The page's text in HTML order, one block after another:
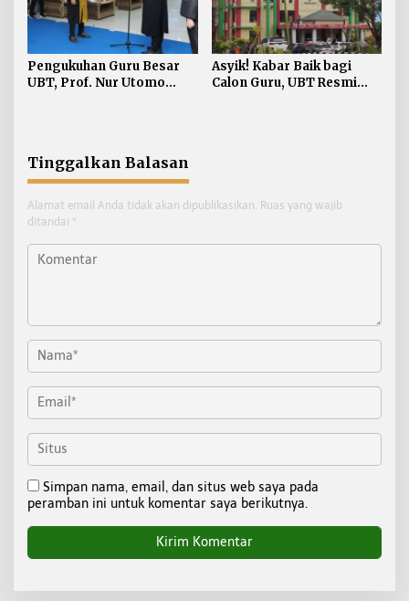
Pengukuhan Guru Besar
UBT, Prof. Nur Utomo
Asyik! Kabar Baik bagi
Calon Guru, UBT Resmi
Tinggalkan Balasan
Alamat email Anda tidak akan dipublikasikan. Ruas yang wajib
ditandai *
Simpan nama, email, dan situs web saya pada
peramban ini untuk komentar saya berikutnya.